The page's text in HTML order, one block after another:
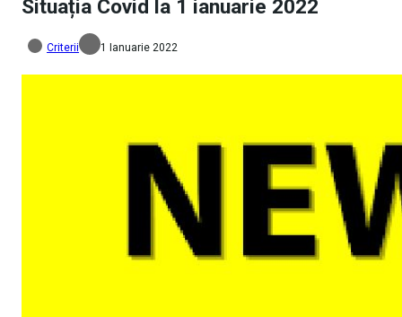
Situația Covid la 1 ianuarie 2022
Criterii 1 Ianuarie 2022